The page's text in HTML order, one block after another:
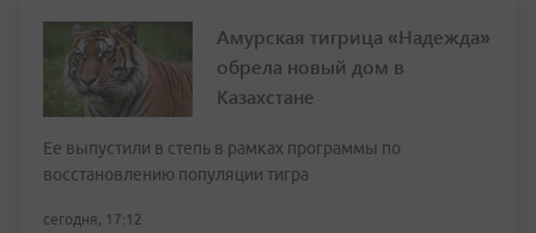
Амурская тигрица «Надежда»
обрела новый дом в
Казахстане
Ее выпустили в степь в рамках программы по
восстановлению популяции тигра
сегодня, 17:12